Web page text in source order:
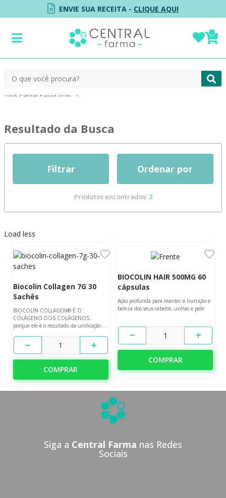
ENVIE SUA RECEITA - CLIQUE AQUI
Beleza Busca: unha x
Resultado da Busca
Produtos encontrados: 2
Filtrar
Load less
Biocolin Collagen 7G 30
Sachês
BIOCOLIN COLLAGEN® É O
COLÁGENO DOS COLÁGENOS,
porque ele é o resultado da unificação de
1
COMPRAR
BIOCOLIN HAIR 500MG 60
cápsulas
Ação profunda para manter a nutrição e
beleza dos seus cabelos, unhas e pele
1
COMPRAR
Siga a Central Farma nas Redes
Sociais